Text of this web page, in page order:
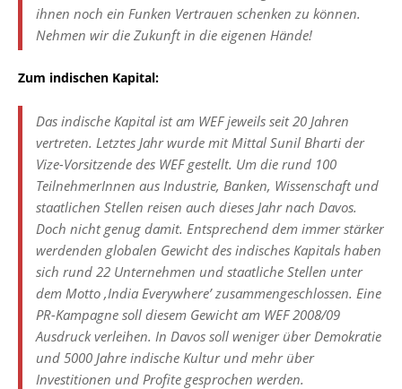
ihnen noch ein Funken Vertrauen schenken zu können.
Nehmen wir die Zukunft in die eigenen Hände!
Zum indischen Kapital:
Das indische Kapital ist am WEF jeweils seit 20 Jahren
vertreten. Letztes Jahr wurde mit Mittal Sunil Bharti der
Vize-Vorsitzende des WEF gestellt. Um die rund 100
TeilnehmerInnen aus Industrie, Banken, Wissenschaft und
staatlichen Stellen reisen auch dieses Jahr nach Davos.
Doch nicht genug damit. Entsprechend dem immer stärker
werdenden globalen Gewicht des indisches Kapitals haben
sich rund 22 Unternehmen und staatliche Stellen unter
dem Motto ‚India Everywhere’ zusammengeschlossen. Eine
PR-Kampagne soll diesem Gewicht am WEF 2008/09
Ausdruck verleihen. In Davos soll weniger über Demokratie
und 5000 Jahre indische Kultur und mehr über
Investitionen und Profite gesprochen werden.